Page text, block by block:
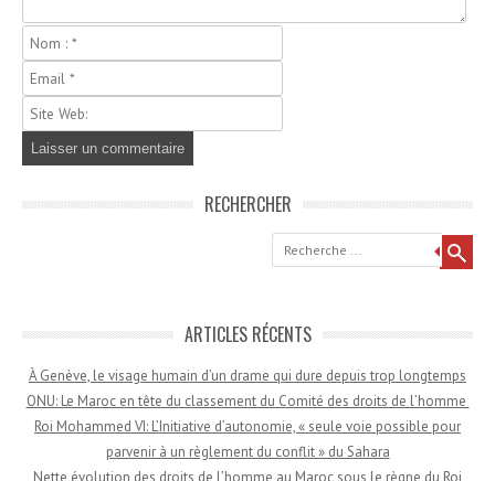
RECHERCHER
Recherche
ARTICLES RÉCENTS
À Genève, le visage humain d’un drame qui dure depuis trop longtemps
ONU: Le Maroc en tête du classement du Comité des droits de l’homme
Roi Mohammed VI: L’Initiative d’autonomie, « seule voie possible pour
parvenir à un règlement du conflit » du Sahara